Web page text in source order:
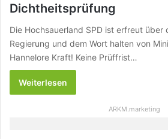
Dichtheitsprüfung
Die Hochsauerland SPD ist erfreut über
Regierung und dem Wort halten von
Hannelore Kraft! Keine Prüffrist…
Weiterlesen
ARKM.marketing